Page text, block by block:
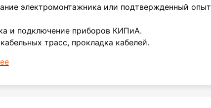
электромонтажника или подтвержденный опыт
и подключение приборов КИПиА.
трасс, прокладка кабелей.